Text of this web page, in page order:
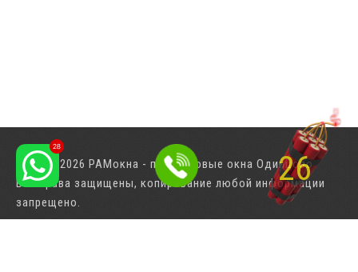
© 2001-2026 РАМокна - пластиковые окна Одинцово
Все права защищены, копирование любой информации
25